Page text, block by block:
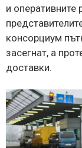
и оперативните
консорциум
засегнат, а
доставки.